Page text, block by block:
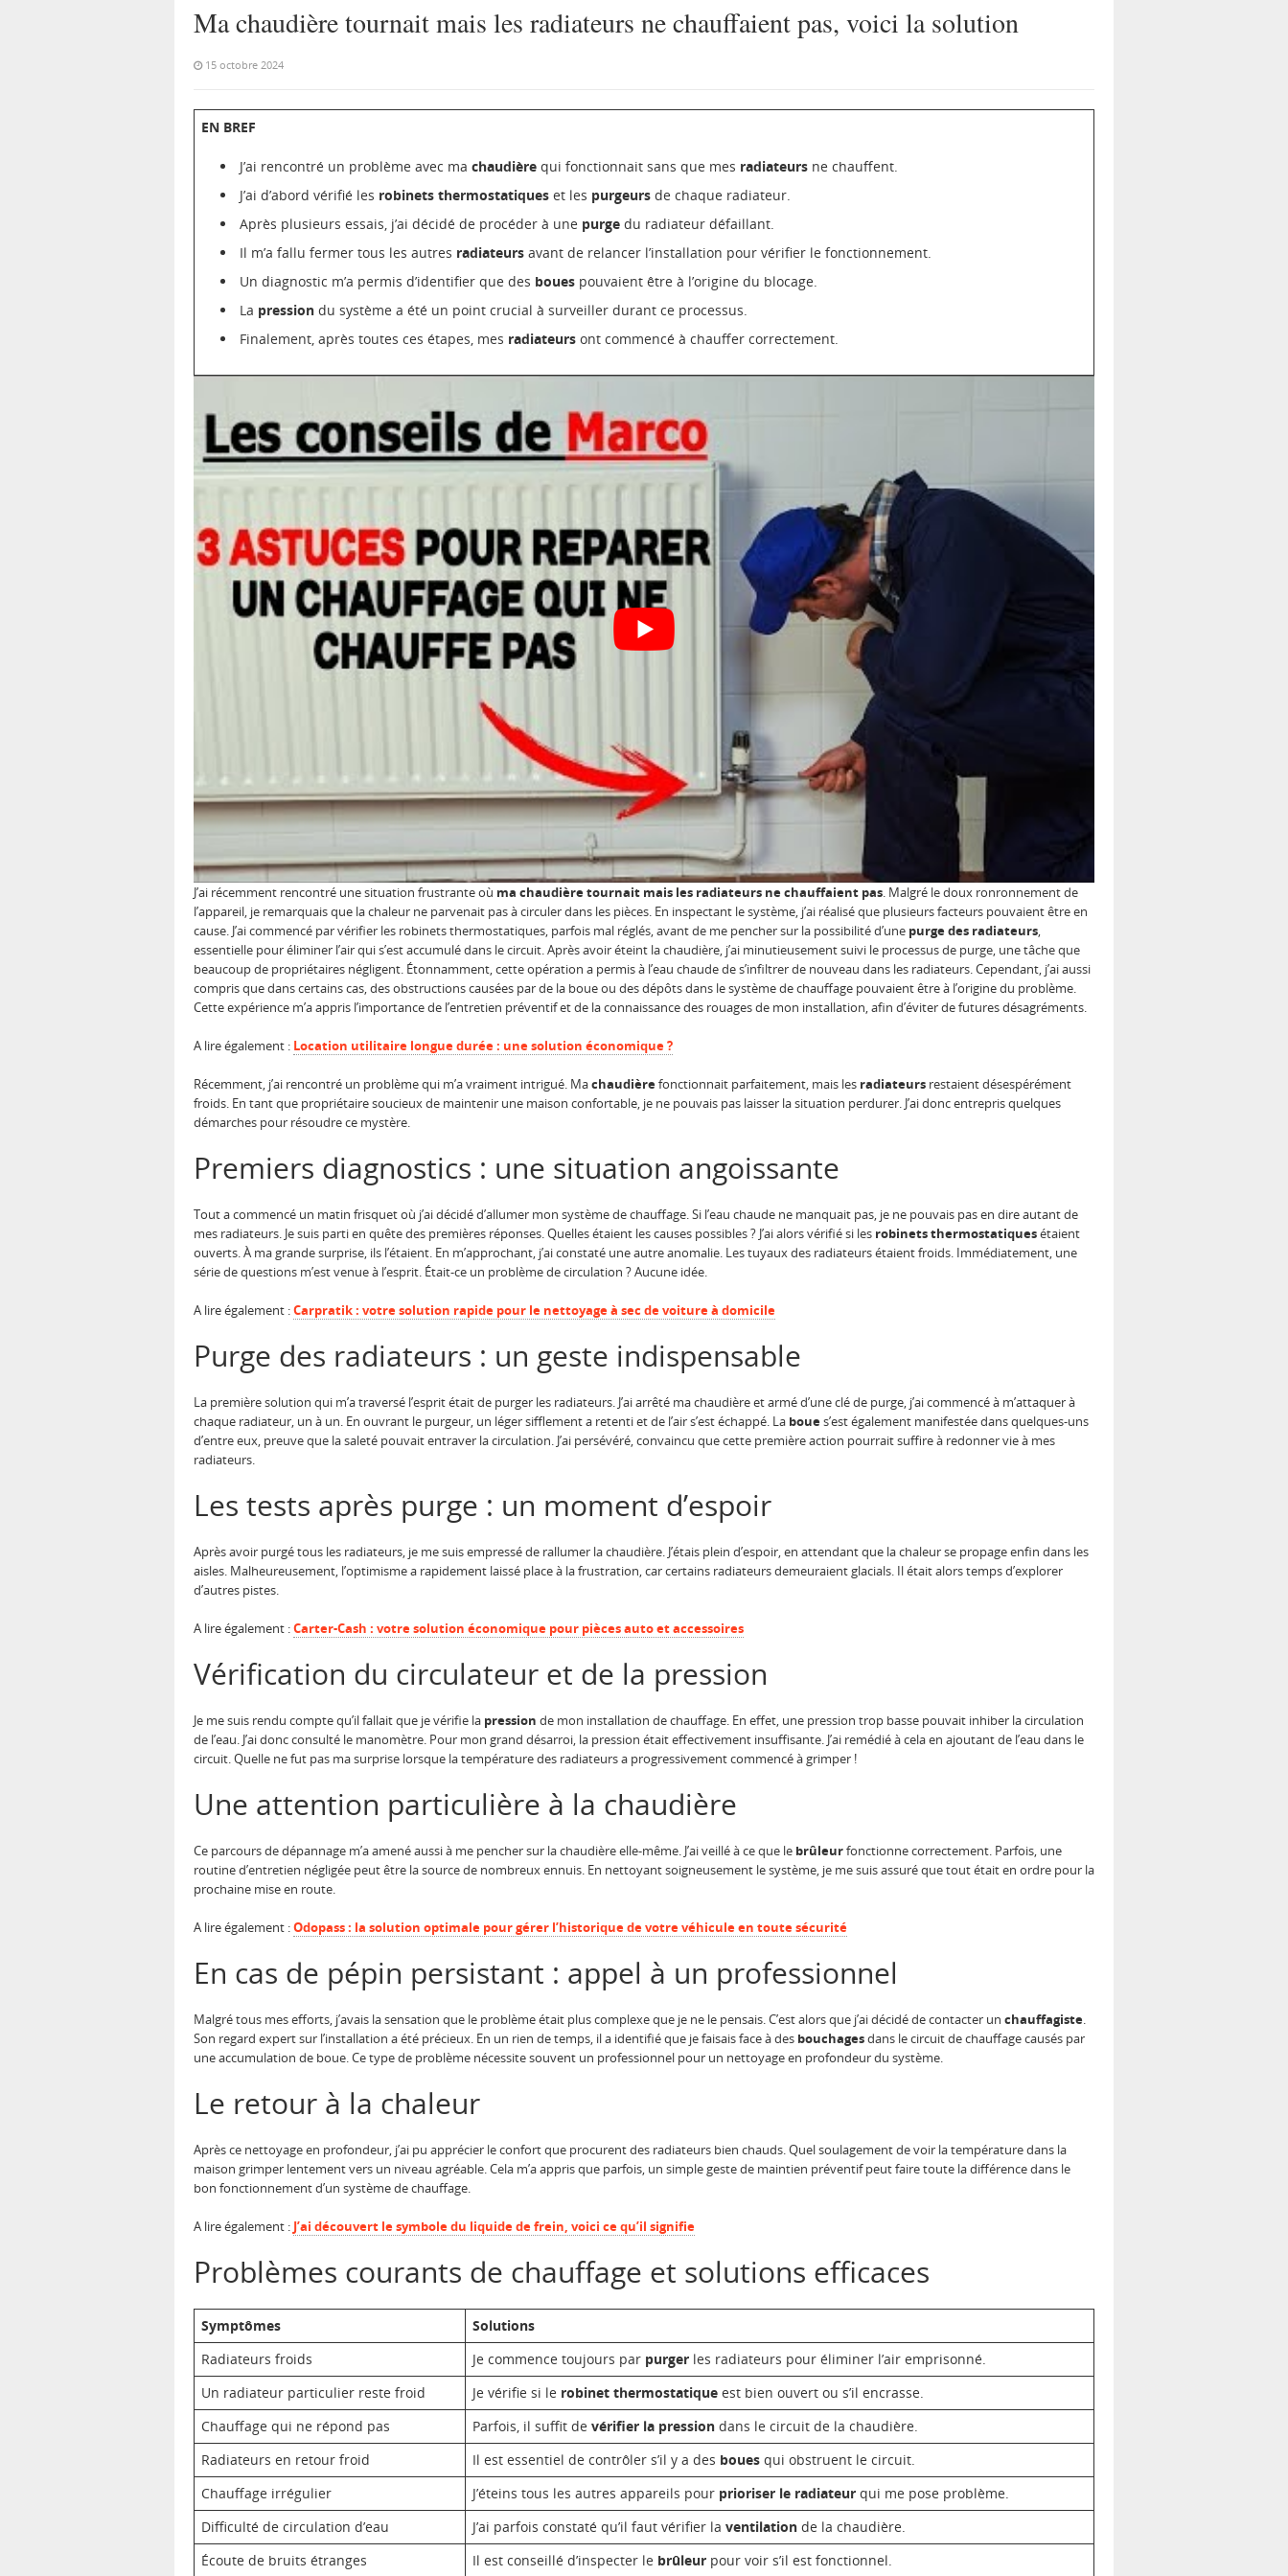
Ma chaudière tournait mais les radiateurs ne chauffaient pas, voici la solution
15 octobre 2024
EN BREF
J’ai rencontré un problème avec ma chaudière qui fonctionnait sans que mes radiateurs ne chauffent.
J’ai d’abord vérifié les robinets thermostatiques et les purgeurs de chaque radiateur.
Après plusieurs essais, j’ai décidé de procéder à une purge du radiateur défaillant.
Il m’a fallu fermer tous les autres radiateurs avant de relancer l’installation pour vérifier le fonctionnement.
Un diagnostic m’a permis d’identifier que des boues pouvaient être à l’origine du blocage.
La pression du système a été un point crucial à surveiller durant ce processus.
Finalement, après toutes ces étapes, mes radiateurs ont commencé à chauffer correctement.
J’ai récemment rencontré une situation frustrante où ma chaudière tournait mais les radiateurs ne chauffaient pas. Malgré le doux ronronnement de
l’appareil, je remarquais que la chaleur ne parvenait pas à circuler dans les pièces. En inspectant le système, j’ai réalisé que plusieurs facteurs pouvaient être en
cause. J’ai commencé par vérifier les robinets thermostatiques, parfois mal réglés, avant de me pencher sur la possibilité d’une purge des radiateurs,
essentielle pour éliminer l’air qui s’est accumulé dans le circuit. Après avoir éteint la chaudière, j’ai minutieusement suivi le processus de purge, une tâche que
beaucoup de propriétaires négligent. Étonnamment, cette opération a permis à l’eau chaude de s’infiltrer de nouveau dans les radiateurs. Cependant, j’ai aussi
compris que dans certains cas, des obstructions causées par de la boue ou des dépôts dans le système de chauffage pouvaient être à l’origine du problème.
Cette expérience m’a appris l’importance de l’entretien préventif et de la connaissance des rouages de mon installation, afin d’éviter de futures désagréments.
A lire également : Location utilitaire longue durée : une solution économique ?
Récemment, j’ai rencontré un problème qui m’a vraiment intrigué. Machaudièrefonctionnait parfaitement, mais les radiateurs restaient désespérément
froids. En tant que propriétaire soucieux de maintenir une maison confortable, je ne pouvais pas laisser la situation perdurer. J’ai donc entrepris quelques
démarches pour résoudre ce mystère.
Premiers diagnostics : une situation angoissante
Tout a commencé un matin frisquet où j’ai décidé d’allumer mon système de chauffage. Si l’eau chaude ne manquait pas, je ne pouvais pas en dire autant de
mes radiateurs. Je suis parti en quête des premières réponses. Quelles étaient les causes possibles ? J’ai alors vérifié si les robinets thermostatiquesétaient
ouverts. À ma grande surprise, ils l’étaient. En m’approchant, j’ai constaté une autre anomalie. Les tuyaux des radiateurs étaient froids. Immédiatement, une
série de questions m’est venue à l’esprit. Était-ce un problème de circulation ? Aucune idée.
A lire également :Carpratik : votre solution rapide pour le nettoyage à sec de voiture à domicile
Purge des radiateurs : un geste indispensable
La première solution qui m’a traversé l’esprit était de purger les radiateurs. J’ai arrêté ma chaudière et armé d’une clé de purge, j’ai commencé à m’attaquer à
chaque radiateur, un à un. En ouvrant le purgeur, un léger sifflement a retenti et de l’air s’est échappé. La boues’est également manifestée dans quelques-uns
d’entre eux, preuve que la saleté pouvait entraver la circulation. J’ai persévéré, convaincu que cette première action pourrait suffire à redonner vie à mes
radiateurs.
Les tests après purge : un moment d’espoir
Après avoir purgé tous les radiateurs, je me suis empressé de rallumer la chaudière. J’étais plein d’espoir, en attendant que la chaleur se propage enfin dans les
aisles. Malheureusement, l’optimisme a rapidement laissé place à la frustration, car certains radiateurs demeuraient glacials. Il était alors temps d’explorer
d’autres pistes.
A lire également :Carter-Cash : votre solution économique pour pièces auto et accessoires
Vérification du circulateur et de la pression
Je me suis rendu compte qu’il fallait que je vérifie la pression de mon installation de chauffage. En effet, une pression trop basse pouvait inhiber la circulation
de l’eau. J’ai donc consulté le manomètre. Pour mon grand désarroi, la pression était effectivement insuffisante. J’ai remédié à cela en ajoutant de l’eau dans le
circuit. Quelle ne fut pas ma surprise lorsque la température des radiateurs a progressivement commencé à grimper !
Une attention particulière à la chaudière
Ce parcours de dépannage m’a amené aussi à me pencher sur la chaudière elle-même. J’ai veillé à ce que le brûleurfonctionne correctement. Parfois, une
routine d’entretien négligée peut être la source de nombreux ennuis. En nettoyant soigneusement le système, je me suis assuré que tout était en ordre pour la
prochaine mise en route.
A lire également :Odopass : la solution optimale pour gérer l’historique de votre véhicule en toute sécurité
En cas de pépin persistant : appel à un professionnel
Malgré tous mes efforts, j’avais la sensation que le problème était plus complexe que je ne le pensais. C’est alors que j’ai décidé de contacter un chauffagiste.
Son regard expert sur l’installation a été précieux. En un rien de temps, il a identifié que je faisais face à des bouchagesdans le circuit de chauffage causés par
une accumulation de boue. Ce type de problème nécessite souvent un professionnel pour un nettoyage en profondeur du système.
Le retour à la chaleur
Après ce nettoyage en profondeur, j’ai pu apprécier le confort que procurent des radiateurs bien chauds. Quel soulagement de voir la température dans la
maison grimper lentement vers un niveau agréable. Cela m’a appris que parfois, un simple geste de maintien préventif peut faire toute la différence dans le
bon fonctionnement d’un système de chauffage.
A lire également : J’ai découvert le symbole du liquide de frein, voici ce qu’il signifie
Problèmes courants de chauffage et solutions efficaces
Symptômes
Solutions
Radiateurs froids
Je commence toujours par purger les radiateurs pour éliminer l’air emprisonné.
Un radiateur particulier reste froid
Je vérifie si le robinet thermostatique est bien ouvert ou s’il encrasse.
Chauffage qui ne répond pas
Parfois, il suffit de vérifier la pression dans le circuit de la chaudière.
Radiateurs en retour froid
Il est essentiel de contrôler s’il y a des boues qui obstruent le circuit.
Chauffage irrégulier
J’éteins tous les autres appareils pour prioriser le radiateur qui me pose problème.
Difficulté de circulation d’eau
J’ai parfois constaté qu’il faut vérifier la ventilation de la chaudière.
Écoute de bruits étranges
Il est conseillé d’inspecter le brûleur pour voir s’il est fonctionnel.